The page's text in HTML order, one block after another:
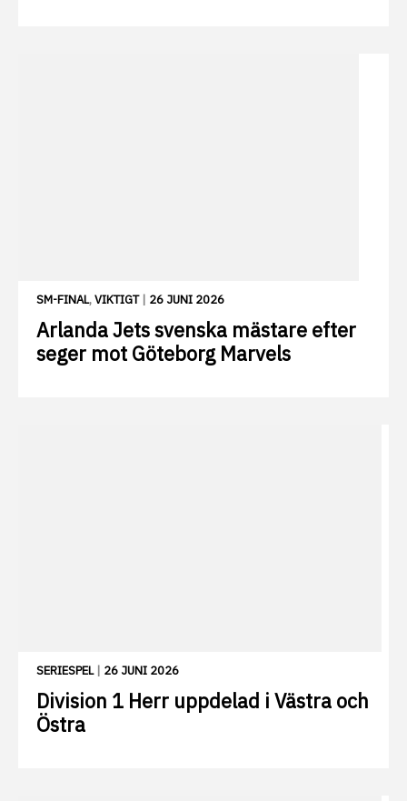
SM-FINAL,VIKTIGT| 26 JUNI 2026
Arlanda Jets svenska mästare efter
seger mot Göteborg Marvels
SERIESPEL| 26 JUNI 2026
Division 1 Herr uppdelad i Västra och
Östra